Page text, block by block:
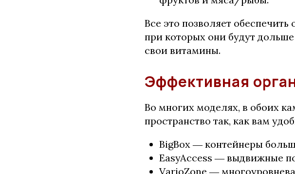
Все это позволяет
при которых они будут
свои витамины.
Эффективная
Во многих моделях, в обоих
пространство так, как вам
BigBox ― контейнеры
EasyAccess ― выдвижные
VarioZone ―